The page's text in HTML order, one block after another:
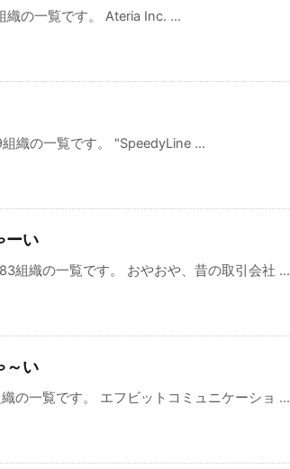
の一覧です。 Ateria Inc. ...
織の一覧です。 "SpeedyLine ...
ーい
組織の一覧です。 おやおや、昔の取引会社 ...
～い
の一覧です。 エフビットコミュニケーショ ...